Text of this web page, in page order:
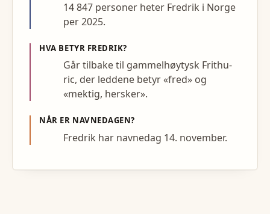
14 847 personer heter Fredrik i Norge
per 2025.
HVA BETYR FREDRIK?
Går tilbake til gammelhøytysk Frithu-
ric, der leddene betyr «fred» og
«mektig, hersker».
NÅR ER NAVNEDAGEN?
Fredrik har navnedag 14. november.